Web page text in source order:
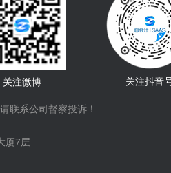
关注微博
关注抖音
联系公司督察投诉！
厦7层